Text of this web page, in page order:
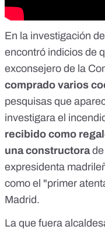
En la investigación del
encontró indicios de
exconsejero de la
comprado varios
pesquisas que
investigara el
recibido como
una constructorade
expresidenta
como el "primer
Madrid.
La que fuera